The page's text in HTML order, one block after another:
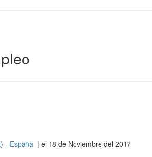
- España | el 18 de Noviembre del 2017